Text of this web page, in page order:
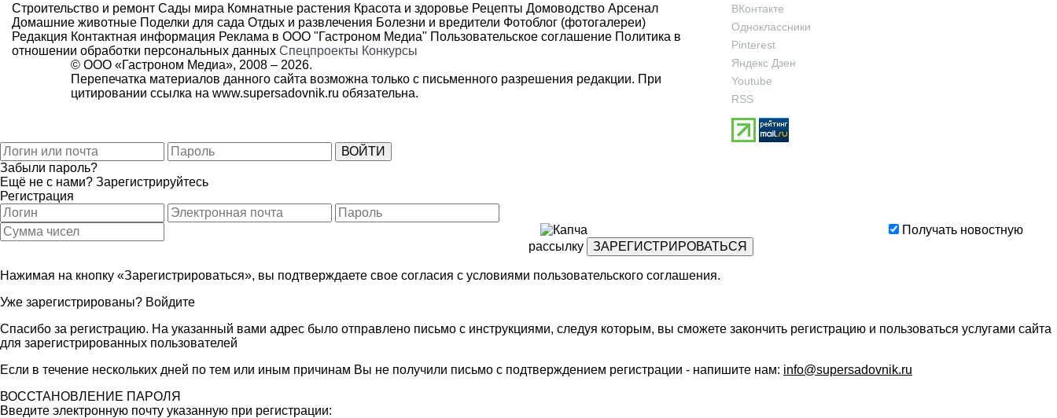
Строительство и ремонт Сады мира Комнатные растения Красота и здоровье Рецепты Домоводство Арсенал
Домашние животные Поделки для сада Отдых и развлечения Болезни и вредители Фотоблог (фотогалереи)
Редакция Контактная информация Реклама в ООО "Гастроном Медиа" Пользовательское соглашение Политика в
отношении обработки персональных данных Спецпроекты Конкурсы
© ООО «Гастроном Медиа», 2008 – 2026.
Перепечатка материалов данного сайта возможна только с письменного разрешения редакции. При
цитировании ссылка на www.supersadovnik.ru обязательна.
ВКонтакте
Одноклассники
Pinterest
Яндекс Дзен
Youtube
RSS
Забыли пароль?
Ещё не с нами? Зарегистрируйтесь
Регистрация
Получать новостную
рассылку
Нажимая на кнопку «Зарегистрироваться», вы подтверждаете свое согласия с условиями пользовательского соглашения.
Уже зарегистрированы? Войдите
Спасибо за регистрацию. На указанный вами адрес было отправлено письмо с инструкциями, следуя которым, вы сможете закончить регистрацию и пользоваться услугами сайта
для зарегистрированных пользователей
Если в течение нескольких дней по тем или иным причинам Вы не получили письмо с подтверждением регистрации - напишите нам: info@supersadovnik.ru
ВОССТАНОВЛЕНИЕ ПАРОЛЯ
Введите электронную почту указанную при регистрации: